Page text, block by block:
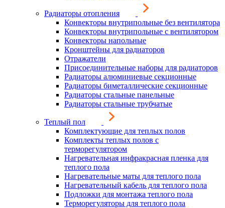
Радиаторы отопления
Конвекторы внутрипольные без вентилятора
Конвекторы внутрипольные с вентилятором
Конвекторы напольные
Кронштейны для радиаторов
Отражатели
Присоединительные наборы для радиаторов
Радиаторы алюминиевые секционные
Радиаторы биметаллические секционные
Радиаторы стальные панельные
Радиаторы стальные трубчатые
Теплый пол
Комплектующие для теплых полов
Комплекты теплых полов с
терморегулятором
Нагревательная инфракрасная пленка для
теплого пола
Нагревательные маты для теплого пола
Нагревательный кабель для теплого пола
Подложки для монтажа теплого пола
Терморегуляторы для теплого пола